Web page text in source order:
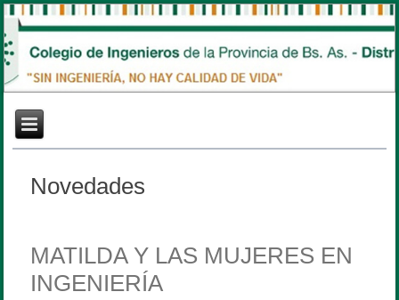
Novedades
MATILDA Y LAS MUJERES EN
INGENIERÍA